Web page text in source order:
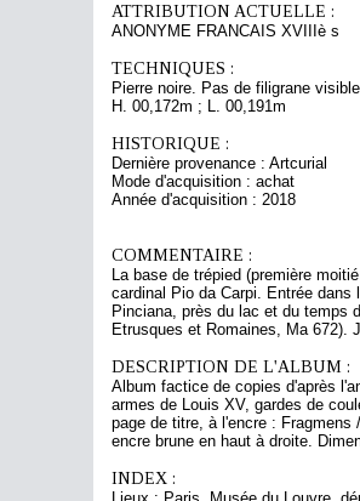
ATTRIBUTION ACTUELLE :
ANONYME FRANCAIS XVIIIè s
TECHNIQUES :
Pierre noire. Pas de filigrane
H. 00,172m ; L. 00,191m
HISTORIQUE :
Dernière provenance : Artcurial
Mode d'acquisition : achat
Année d'acquisition : 2018
COMMENTAIRE :
La base de trépied (première
cardinal Pio da Carpi. Entrée
Pinciana, près du lac et du temps
Etrusques et Romaines, Ma 672).
DESCRIPTION DE L'ALBUM :
Album factice de copies d'après
armes de Louis XV, gardes de
page de titre, à l'encre :
encre brune en haut à droite.
INDEX :